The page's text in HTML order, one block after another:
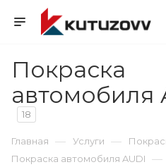
Покраска
автомобиля
18
Главная — Услуги —
Покраска автомобиля AUDI —